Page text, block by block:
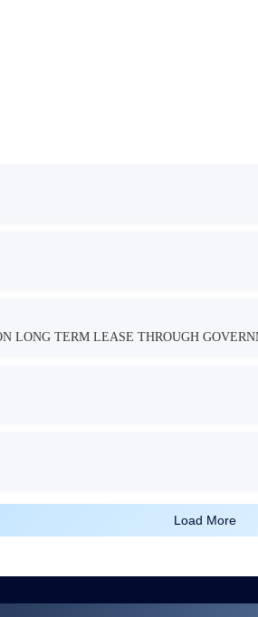
LONG TERM LEASE THROUGH
Load More